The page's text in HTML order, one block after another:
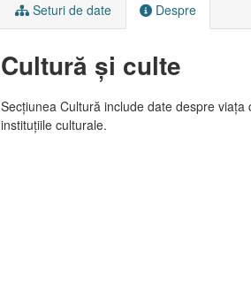
Seturi de date Despre
Cultură și culte
Secțiunea Cultură include date despre
instituțiile culturale.